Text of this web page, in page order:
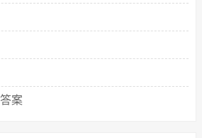
案